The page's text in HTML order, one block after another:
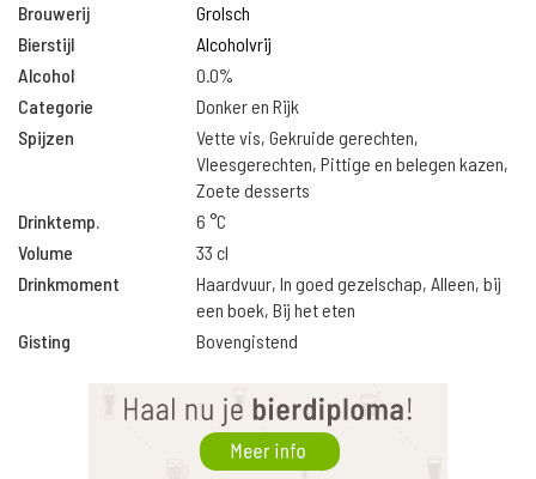
Brouwerij
Grolsch
Bierstijl
Alcoholvrij
Alcohol
0.0%
Categorie
Donker en Rijk
Spijzen
Vette vis, Gekruide gerechten,
Vleesgerechten, Pittige en belegen kazen,
Zoete desserts
Drinktemp.
6 °C
Volume
33 cl
Drinkmoment
Haardvuur, In goed gezelschap, Alleen, bij
een boek, Bij het eten
Gisting
Bovengistend